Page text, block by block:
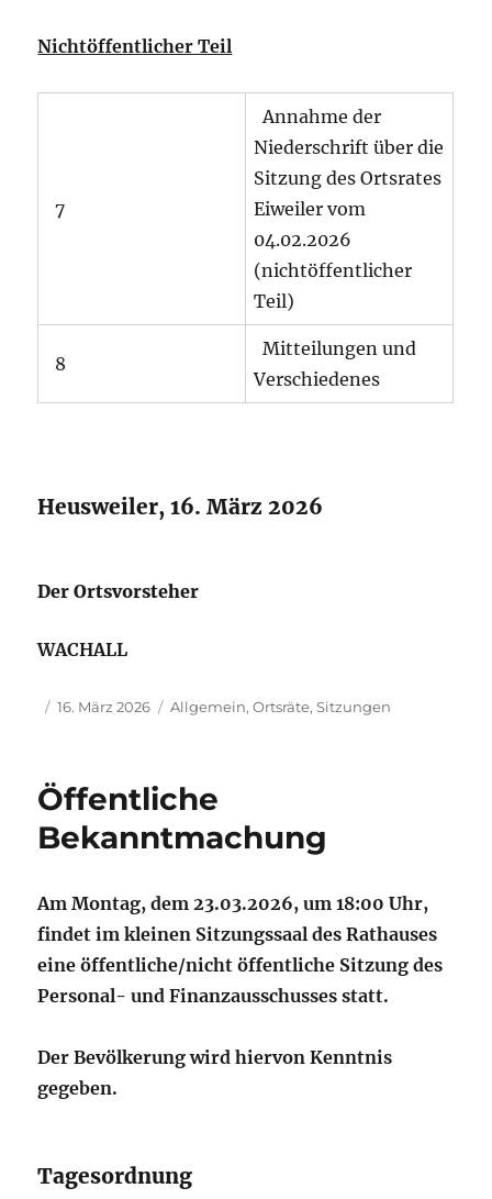
Nichtöffentlicher Teil
7
Annahme der
Niederschrift über die
Sitzung des Ortsrates
Eiweiler vom
04.02.2026
(nichtöffentlicher
Teil)
8
Mitteilungen und
Verschiedenes
Heusweiler, 16. März 2026
Der Ortsvorsteher
WACHALL
AutorVeröffentlicht
16. März 2026 Kategorien
Allgemein,Ortsräte,Sitzungen
Öffentliche
Bekanntmachung
Am Montag, dem 23.03.2026, um 18:00 Uhr,
findet im kleinen Sitzungssaal des Rathauses
eine öffentliche/nicht öffentliche Sitzung des
Personal- und Finanzausschusses statt.
Der Bevölkerung wird hiervon Kenntnis
gegeben.
Tagesordnung